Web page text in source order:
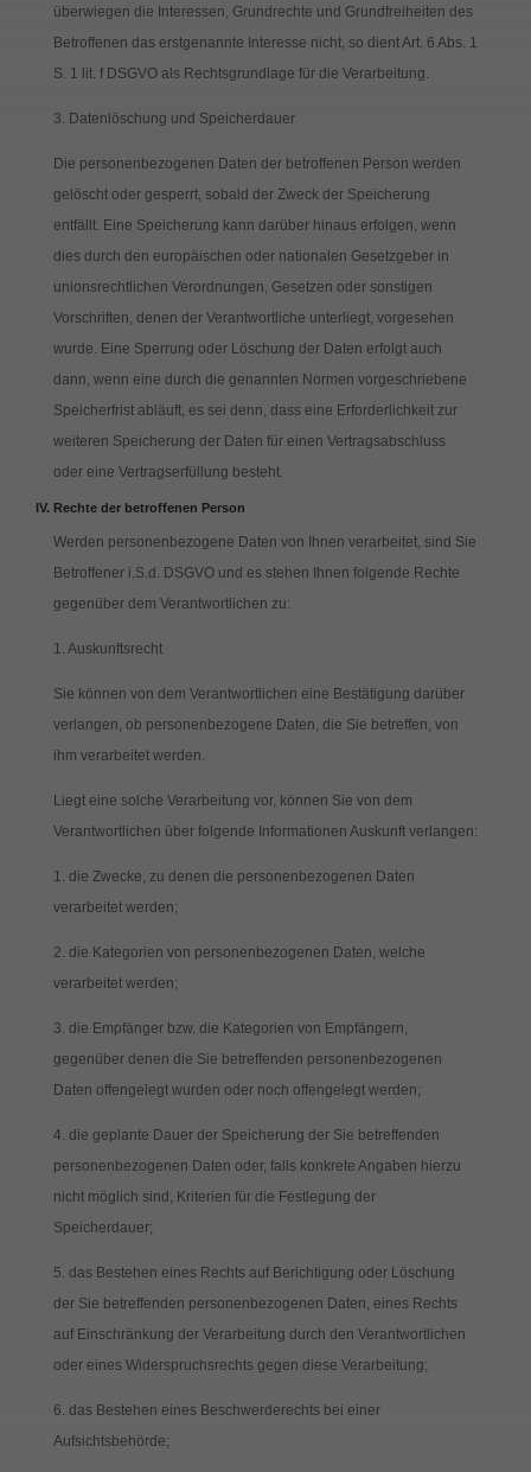
überwiegen die Interessen, Grundrechte und Grundfreiheiten des
Betroffenen das erstgenannte Interesse nicht, so dient Art. 6 Abs. 1
S. 1 lit. f DSGVO als Rechtsgrundlage für die Verarbeitung.
3. Datenlöschung und Speicherdauer
Die personenbezogenen Daten der betroffenen Person werden
gelöscht oder gesperrt, sobald der Zweck der Speicherung
entfällt. Eine Speicherung kann darüber hinaus erfolgen, wenn
dies durch den europäischen oder nationalen Gesetzgeber in
unionsrechtlichen Verordnungen, Gesetzen oder sonstigen
Vorschriften, denen der Verantwortliche unterliegt, vorgesehen
wurde. Eine Sperrung oder Löschung der Daten erfolgt auch
dann, wenn eine durch die genannten Normen vorgeschriebene
Speicherfrist abläuft, es sei denn, dass eine Erforderlichkeit zur
weiteren Speicherung der Daten für einen Vertragsabschluss
oder eine Vertragserfüllung besteht.
Rechte der betroffenen Person
Werden personenbezogene Daten von Ihnen verarbeitet, sind Sie
Betroffener i.S.d. DSGVO und es stehen Ihnen folgende Rechte
gegenüber dem Verantwortlichen zu:
1. Auskunftsrecht
Sie können von dem Verantwortlichen eine Bestätigung darüber
verlangen, ob personenbezogene Daten, die Sie betreffen, von
ihm verarbeitet werden.
Liegt eine solche Verarbeitung vor, können Sie von dem
Verantwortlichen über folgende Informationen Auskunft verlangen:
die Zwecke, zu denen die personenbezogenen Daten
verarbeitet werden;
die Kategorien von personenbezogenen Daten, welche
verarbeitet werden;
die Empfänger bzw. die Kategorien von Empfängern,
gegenüber denen die Sie betreffenden personenbezogenen
Daten offengelegt wurden oder noch offengelegt werden;
die geplante Dauer der Speicherung der Sie betreffenden
personenbezogenen Daten oder, falls konkrete Angaben hierzu
nicht möglich sind, Kriterien für die Festlegung der
Speicherdauer;
das Bestehen eines Rechts auf Berichtigung oder Löschung
der Sie betreffenden personenbezogenen Daten, eines Rechts
auf Einschränkung der Verarbeitung durch den Verantwortlichen
oder eines Widerspruchsrechts gegen diese Verarbeitung;
das Bestehen eines Beschwerderechts bei einer
Aufsichtsbehörde;